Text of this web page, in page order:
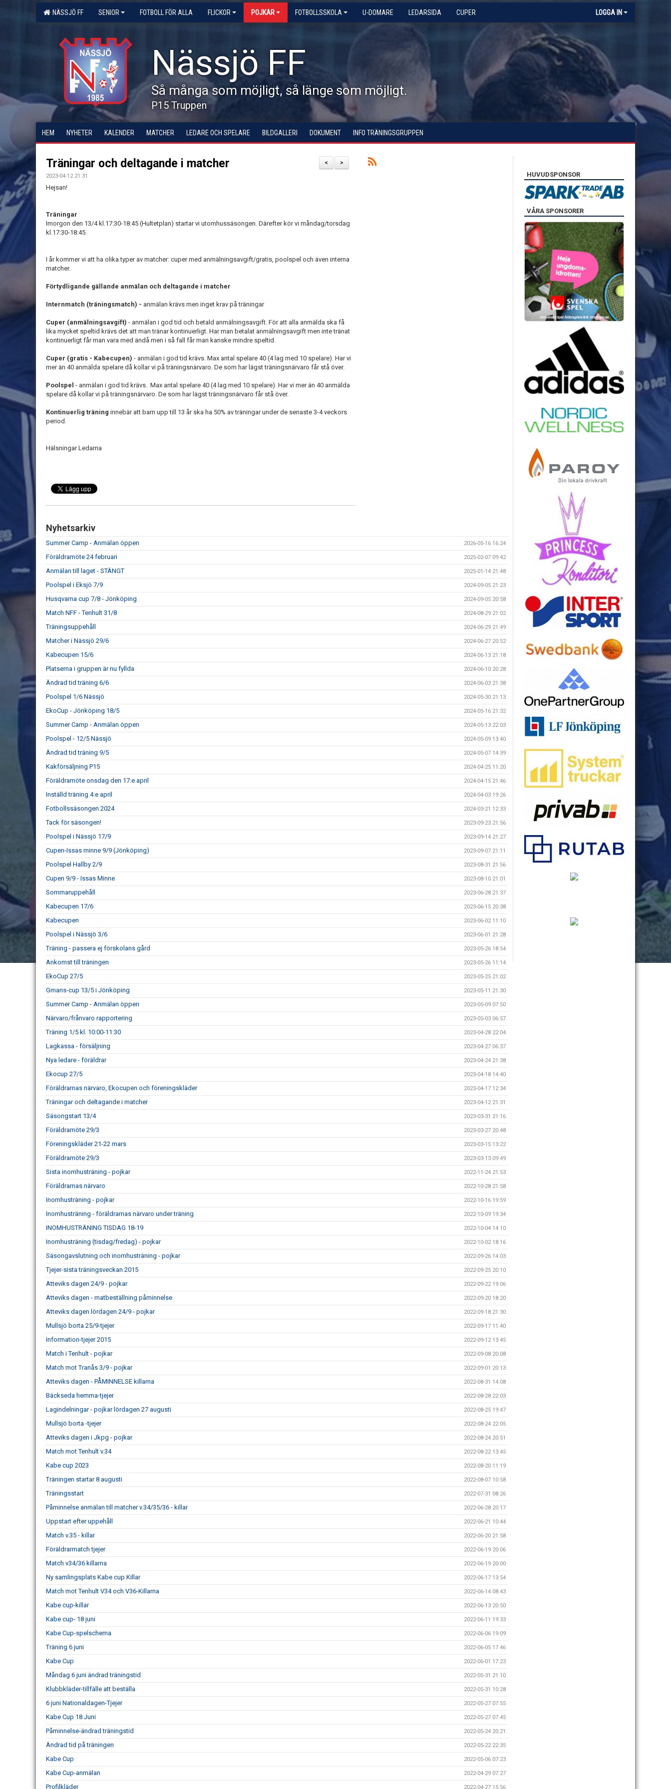
NÄSSJÖ FF SENIOR FOTBOLL FÖR ALLA FLICKOR POJKAR FOTBOLLSSKOLA U-DOMARE LEDARSIDA CUPER LOGGA IN
Nässjö FF
Så många som möjligt, så länge som möjligt.
P15 Truppen
HEM NYHETER KALENDER MATCHER LEDARE OCH SPELARE BILDGALLERI DOKUMENT INFO TRÄNINGSGRUPPEN
>
<
Träningar och deltagande i matcher
2023-04-12 21:31
Hejsan!
Träningar
Imorgon den 13/4 kl.17:30-18:45 (Hultetplan) startar vi utomhussäsongen. Därefter kör vi måndag/torsdag
kl.17:30-18:45.
I år kommer vi att ha olika typer av matcher: cuper med anmälningsavgift/gratis, poolspel och även interna
matcher.
Förtydligande gällande anmälan och deltagande i matcher
Internmatch (träningsmatch) - anmälan krävs men inget krav på träningar
Cuper (anmälningsavgift) - anmälan i god tid och betald anmälningsavgift. För att alla anmälda ska få
lika mycket speltid krävs det att man tränar kontinuerligt. Har man betalat anmälningsavgift men inte tränat
kontinuerligt får man vara med ändå men i så fall får man kanske mindre speltid.
Cuper (gratis - Kabecupen) - anmälan i god tid krävs. Max antal spelare 40 (4 lag med 10 spelare). Har vi
mer än 40 anmälda spelare då kollar vi på träningsnärvaro. De som har lägst träningsnärvaro får stå över.
Poolspel - anmälan i god tid krävs. Max antal spelare 40 (4 lag med 10 spelare). Har vi mer än 40 anmälda
spelare då kollar vi på träningsnärvaro. De som har lägst träningsnärvaro får stå över.
Kontinuerlig träning innebär att barn upp till 13 år ska ha 50% av träningar under de senaste 3-4 veckors
period.
Hälsningar Ledarna
Nyhetsarkiv
Summer Camp - Anmälan öppen 2026-05-16 16:24
Föräldramöte 24 februari 2025-02-07 09:42
Anmälan till laget - STÄNGT 2025-01-14 21:48
Poolspel i Eksjö 7/9 2024-09-05 21:23
Husqvarna cup 7/8 - Jönköping 2024-09-05 20:58
Match NFF - Tenhult 31/8 2024-08-29 21:02
Träningsuppehåll 2024-06-29 21:49
Matcher i Nässjö 29/6 2024-06-27 20:52
Kabecupen 15/6 2024-06-13 21:18
Platserna i gruppen är nu fyllda 2024-06-10 20:28
Ändrad tid träning 6/6 2024-06-03 21:38
Poolspel 1/6 Nässjö 2024-05-30 21:13
EkoCup - Jönköping 18/5 2024-05-16 21:32
Summer Camp - Anmälan öppen 2024-05-13 22:03
Poolspel - 12/5 Nässjö 2024-05-09 13:40
Ändrad tid träning 9/5 2024-05-07 14:39
Kakförsäljning P15 2024-04-25 11:20
Föräldramöte onsdag den 17:e april 2024-04-15 21:46
Inställd träning 4:e april 2024-04-03 19:26
Fotbollssäsongen 2024 2024-03-21 12:33
Tack för säsongen! 2023-09-23 21:56
Poolspel i Nässjö 17/9 2023-09-14 21:27
Cupen-Issas minne 9/9 (Jönköping) 2023-09-07 21:11
Poolspel Hallby 2/9 2023-08-31 21:56
Cupen 9/9 - Issas Minne 2023-08-10 21:01
Sommaruppehåll 2023-06-28 21:37
Kabecupen 17/6 2023-06-15 20:38
Kabecupen 2023-06-02 11:10
Poolspel i Nässjö 3/6 2023-06-01 21:28
Träning - passera ej förskolans gård 2023-05-26 18:54
Ankomst till träningen 2023-05-26 11:14
EkoCup 27/5 2023-05-25 21:02
Gmans-cup 13/5 i Jönköping 2023-05-11 21:30
Summer Camp - Anmälan öppen 2023-05-09 07:50
Närvaro/frånvaro rapportering 2023-05-03 06:57
Träning 1/5 kl. 10:00-11:30 2023-04-28 22:04
Lagkassa - försäljning 2023-04-27 06:37
Nya ledare - föräldrar 2023-04-24 21:38
Ekocup 27/5 2023-04-18 14:40
Föräldrarnas närvaro, Ekocupen och föreningskläder 2023-04-17 12:34
Träningar och deltagande i matcher 2023-04-12 21:31
Säsongstart 13/4 2023-03-31 21:16
Föräldramöte 29/3 2023-03-27 20:48
Föreningskläder 21-22 mars 2023-03-15 13:22
Föräldramöte 29/3 2023-03-13 09:49
Sista inomhusträning - pojkar 2022-11-24 21:53
Föräldrarnas närvaro 2022-10-28 21:58
Inomhusträning - pojkar 2022-10-16 19:59
Inomhusträning - föräldrarnas närvaro under träning 2022-10-09 19:34
INOMHUSTRÄNING TISDAG 18-19 2022-10-04 14:10
Inomhusträning (tisdag/fredag) - pojkar 2022-10-02 18:16
Säsongavslutning och inomhusträning - pojkar 2022-09-26 14:03
Tjejer-sista träningsveckan 2015 2022-09-25 20:10
Atteviks dagen 24/9 - pojkar 2022-09-22 19:06
Atteviks dagen - matbeställning påminnelse 2022-09-20 18:20
Atteviks dagen lördagen 24/9 - pojkar 2022-09-18 21:30
Mullsjö borta 25/9-tjejer 2022-09-17 11:40
Information-tjejer 2015 2022-09-12 13:45
Match i Tenhult - pojkar 2022-09-08 20:08
Match mot Tranås 3/9 - pojkar 2022-09-01 20:13
Atteviks dagen - PÅMINNELSE killarna 2022-08-31 14:08
Bäckseda hemma-tjejer 2022-08-28 22:03
Lagindelningar - pojkar lördagen 27 augusti 2022-08-25 19:47
Mullsjö borta -tjejer 2022-08-24 22:05
Atteviks dagen i Jkpg - pojkar 2022-08-24 20:51
Match mot Tenhult v.34 2022-08-22 13:45
Kabe cup 2023 2022-08-20 11:19
Träningen startar 8 augusti 2022-08-07 10:58
Träningsstart 2022-07-31 08:26
Påminnelse anmälan till matcher v.34/35/36 - killar 2022-06-28 20:17
Uppstart efter uppehåll 2022-06-21 10:44
Match v.35 - killar 2022-06-20 21:58
Föräldrarmatch tjejer 2022-06-19 20:06
Match v34/36 killarna 2022-06-19 20:00
Ny samlingsplats Kabe cup Killar 2022-06-17 13:54
Match mot Tenhult V34 och V36-Killarna 2022-06-14 08:43
Kabe cup-killar 2022-06-13 20:50
Kabe cup- 18 juni 2022-06-11 19:33
Kabe Cup-spelschema 2022-06-06 19:09
Träning 6 juni 2022-06-05 17:46
Kabe Cup 2022-06-01 17:23
Måndag 6 juni ändrad träningstid 2022-05-31 21:10
Klubbkläder-tillfälle att beställa 2022-05-31 10:28
6 juni Nationaldagen-Tjejer 2022-05-27 07:55
Kabe Cup 18 Juni 2022-05-27 07:45
Påminnelse-ändrad träningstid 2022-05-24 20:21
Ändrad tid på träningen 2022-05-22 22:35
Kabe Cup 2022-05-06 07:23
Kabe Cup-anmälan 2022-04-29 07:27
Profilkläder 2022-04-27 15:56
HUVUDSPONSOR
VÅRA SPONSORER